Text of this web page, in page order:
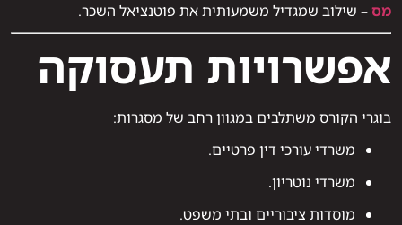
מס– שילוב שמגדיל משמעותית את פוטנציאל השכר.
אפשרויות תעסוקה
בוגרי הקורס משתלבים במגוון רחב של מסגרות:
משרדי עורכי דין פרטיים.
משרדי נוטריון.
מוסדות ציבוריים ובתי משפט.